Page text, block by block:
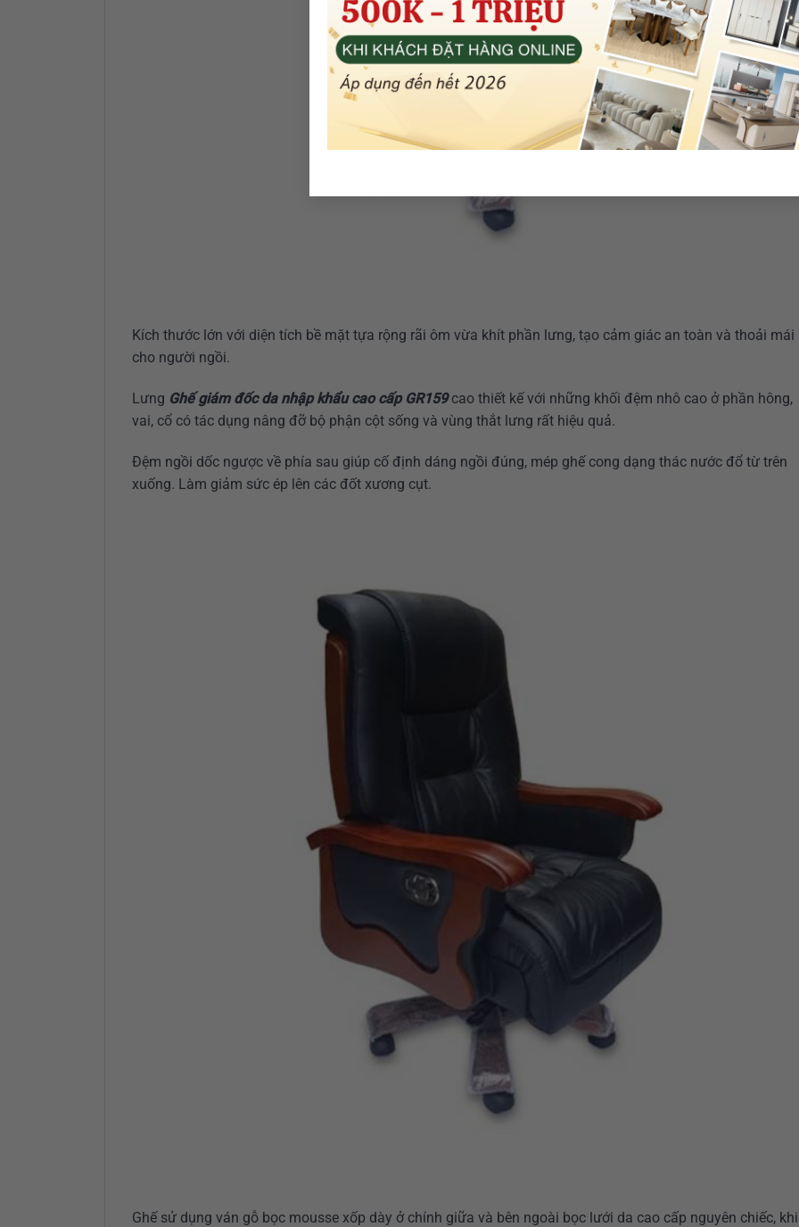
Kích thước lớn với diện tích bề mặt tựa rộng rãi ôm vừa khít phần lưng, tạo cảm giác an toàn và thoải mái
cho người ngồi.
Lưng Ghế giám đốc da nhập khẩu cao cấp GR159cao thiết kế với những khối đệm nhô cao ở phần hông,
vai, cổ có tác dụng nâng đỡ bộ phận cột sống và vùng thắt lưng rất hiệu quả.
Đệm ngồi dốc ngược về phía sau giúp cố định dáng ngồi đúng, mép ghế cong dạng thác nước đổ từ trên
xuống. Làm giảm sức ép lên các đốt xương cụt.
Ghế sử dụng ván gỗ bọc mousse xốp dày ở chính giữa và bên ngoài bọc lưới da cao cấp nguyên chiếc, khi